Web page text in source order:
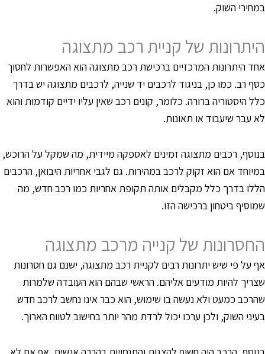
השוק.
של קניית רכב מתצוגה
היתרונות המרכזיים ברכישת רכב מתצוגה הוא האפשרות לחסוך
רב. כמו כן, בניגוד לרכבים יד שנייה, לרכבים מתצוגה יש בדרך
היסטוריה ברורה. כלומר, קונים רכב שאין עליו ידיים קודמות והוא
עבר שיעבוד או תאונות.
רכבים מתצוגה זמינים לאספקה מיידית, מה שמקל על הרוכש,
אם הוא זקוק לרכב במהירות. גם לגבי אחריות היבואן, הרכבים
בדרך כלל מקבלים אותה תקופת אחריות כמו רכב חדש, מה
ביטחון ברכישה הזו.
של קנייה מרכב מתצוגה
על פי שיש יתרונות רבים לקניית רכב מתצוגה, ישנם גם חסרונות
להיות מודעים אליהם. הראשי שבהם הוא העובדה שלמרות
כמעט ולא נעשה בו שימוש, הוא כבר אינו נחשב לרכב חדש
השוק, ולכן ערכו יכול לרדת מהר יותר בחישוב לטווח הארוך.